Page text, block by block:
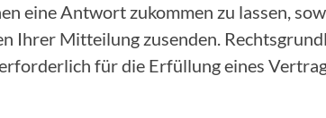
eine Antwort zukommen zu lassen,
Ihrer Mitteilung zusenden.
für die Erfüllung eines